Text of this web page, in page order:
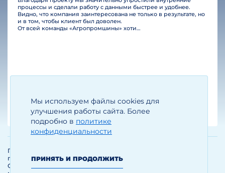
Мы используем файлы cookies для
улучшения работы сайта. Более
подробно в политике
конфиденциальности
ПРИНЯТЬ И ПРОДОЛЖИТЬ
процессы и сделали работу с данными быстрее и удобнее.
Видно, что компания заинтересована не только в результате, но
и в том, чтобы клиент был доволен.
От всей команды «Агропромшины» хотим поблагодарить специалистов Legal Bridge за отличную работу и человеческое отношение.…
Егизарян И.А.
Генеральный директор
Политика обработки и защиты
персональных данных
Соглашение об использовании